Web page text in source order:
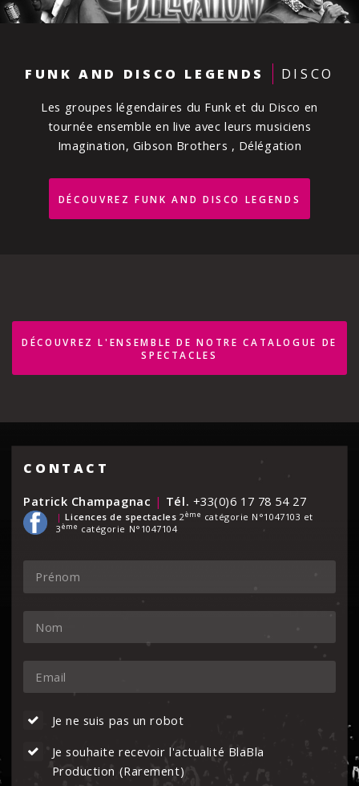
FUNK AND DISCO LEGENDS DISCO
Les groupes légendaires du Funk et du Disco en
tournée ensemble en live avec leurs musiciens
Imagination, Gibson Brothers , Délégation
DÉCOUVREZ FUNK AND DISCO LEGENDS
DÉCOUVREZ L'ENSEMBLE DE NOTRE CATALOGUE DE
SPECTACLES
CONTACT
Patrick Champagnac | Tél. +33(0)6 17 78 54 27
| Licences de spectacles 2ème catégorie N°1047103 et
3ème catégorie N°1047104
Je ne suis pas un robot
Je souhaite recevoir l'actualité BlaBla
Production (Rarement)